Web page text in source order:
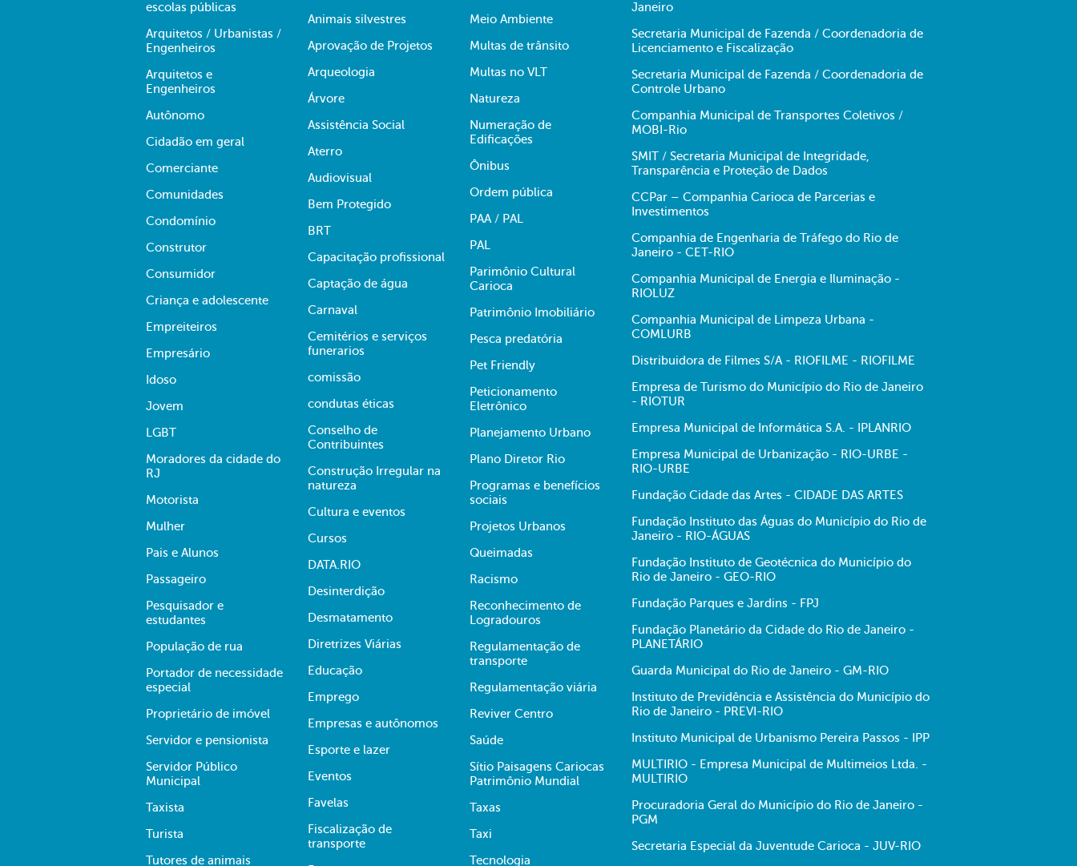
escolas públicas
Arquitetos / Urbanistas /
Engenheiros
Arquitetos e
Engenheiros
Autônomo
Cidadão em geral
Comerciante
Comunidades
Condomínio
Construtor
Consumidor
Criança e adolescente
Empreiteiros
Empresário
Idoso
Jovem
LGBT
Moradores da cidade do
RJ
Motorista
Mulher
Pais e Alunos
Passageiro
Pesquisador e
estudantes
População de rua
Portador de necessidade
especial
Proprietário de imóvel
Servidor e pensionista
Servidor Público
Municipal
Taxista
Turista
Tutores de animais
Animais silvestres
Aprovação de Projetos
Arqueologia
Árvore
Assistência Social
Aterro
Audiovisual
Bem Protegido
BRT
Capacitação profissional
Captação de água
Carnaval
Cemitérios e serviços
funerarios
comissão
condutas éticas
Conselho de
Contribuintes
Construção Irregular na
natureza
Cultura e eventos
Cursos
DATA.RIO
Desinterdição
Desmatamento
Diretrizes Viárias
Educação
Emprego
Empresas e autônomos
Esporte e lazer
Eventos
Favelas
Fiscalização de
transporte
Meio Ambiente
Multas de trânsito
Multas no VLT
Natureza
Numeração de
Edificações
Ônibus
Ordem pública
PAA / PAL
PAL
Parimônio Cultural
Carioca
Patrimônio Imobiliário
Pesca predatória
Pet Friendly
Peticionamento
Eletrônico
Planejamento Urbano
Plano Diretor Rio
Programas e benefícios
sociais
Projetos Urbanos
Queimadas
Racismo
Reconhecimento de
Logradouros
Regulamentação de
transporte
Regulamentação viária
Reviver Centro
Saúde
Sítio Paisagens Cariocas
Patrimônio Mundial
Taxas
Taxi
Tecnologia
Janeiro
Secretaria Municipal de Fazenda / Coordenadoria de
Licenciamento e Fiscalização
Secretaria Municipal de Fazenda / Coordenadoria de
Controle Urbano
Companhia Municipal de Transportes Coletivos /
MOBI-Rio
SMIT / Secretaria Municipal de Integridade,
Transparência e Proteção de Dados
CCPar – Companhia Carioca de Parcerias e
Investimentos
Companhia de Engenharia de Tráfego do Rio de
Janeiro - CET-RIO
Companhia Municipal de Energia e Iluminação -
RIOLUZ
Companhia Municipal de Limpeza Urbana -
COMLURB
Distribuidora de Filmes S/A - RIOFILME - RIOFILME
Empresa de Turismo do Município do Rio de Janeiro
- RIOTUR
Empresa Municipal de Informática S.A. - IPLANRIO
Empresa Municipal de Urbanização - RIO-URBE -
RIO-URBE
Fundação Cidade das Artes - CIDADE DAS ARTES
Fundação Instituto das Águas do Município do Rio de
Janeiro - RIO-ÁGUAS
Fundação Instituto de Geotécnica do Município do
Rio de Janeiro - GEO-RIO
Fundação Parques e Jardins - FPJ
Fundação Planetário da Cidade do Rio de Janeiro -
PLANETÁRIO
Guarda Municipal do Rio de Janeiro - GM-RIO
Instituto de Previdência e Assistência do Município do
Rio de Janeiro - PREVI-RIO
Instituto Municipal de Urbanismo Pereira Passos - IPP
MULTIRIO - Empresa Municipal de Multimeios Ltda. -
MULTIRIO
Procuradoria Geral do Município do Rio de Janeiro -
PGM
Secretaria Especial da Juventude Carioca - JUV-RIO